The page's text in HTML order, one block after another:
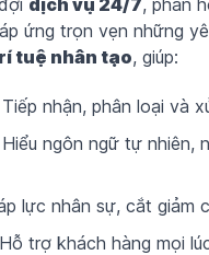
dịch vụ 24/7, phản
ứng trọn vẹn những
tuệ nhân tạo, giúp:
nhận, phân loại và
ngôn ngữ tự nhiên,
lực nhân sự, cắt giảm
trợ khách hàng mọi